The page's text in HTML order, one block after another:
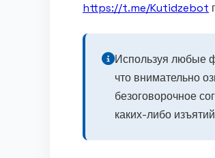
https://t.me/Kutidzebot
Используя любые
что внимательно
безоговорочное
каких-либо